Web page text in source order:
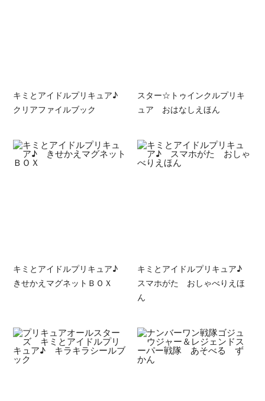
キミとアイドルプリキュア♪
クリアファイルブック
スター☆トゥインクルプリキ
ュア おはなしえほん
キミとアイドルプリキュア♪
きせかえマグネットＢＯＸ
キミとアイドルプリキュア♪
スマホがた おしゃべりえほ
ん